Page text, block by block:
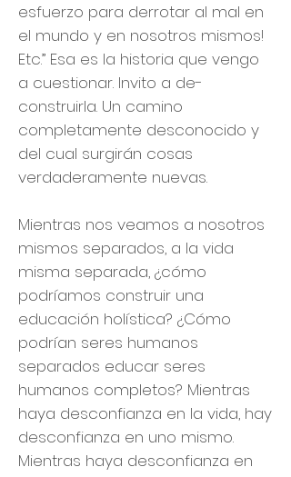
esfuerzo para derrotar al mal en
el mundo y en nosotros mismos!
Etc.” Esa es la historia que vengo
a cuestionar. Invito a de-
construirla. Un camino
completamente desconocido y
del cual surgirán cosas
verdaderamente nuevas.
Mientras nos veamos a nosotros
mismos separados, a la vida
misma separada, ¿cómo
podríamos construir una
educación holística? ¿Cómo
podrían seres humanos
separados educar seres
humanos completos? Mientras
haya desconfianza en la vida, hay
desconfianza en uno mismo.
Mientras haya desconfianza en